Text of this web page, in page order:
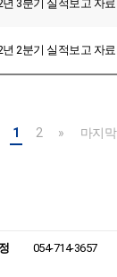
년 3분기 실적보고 자료
년 2분기 실적보고 자료
1 2 » 마지막
정 054-714-3657